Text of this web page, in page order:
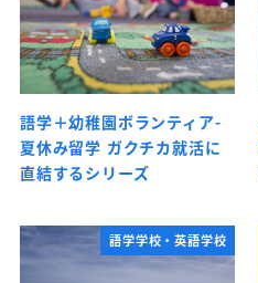
語学＋幼稚園ボランティア-
夏休み留学 ガクチカ就活に
直結するシリーズ
語学学校・英語学校